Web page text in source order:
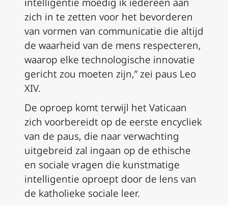
zich in te zetten voor het bevorderen
van vormen van communicatie die altijd
de waarheid van de mens respecteren,
waarop elke technologische innovatie
gericht zou moeten zijn,” zei paus Leo
XIV.
De oproep komt terwijl het Vaticaan
zich voorbereidt op de eerste encycliek
van de paus, die naar verwachting
uitgebreid zal ingaan op de ethische
en sociale vragen die kunstmatige
intelligentie oproept door de lens van
de katholieke sociale leer.